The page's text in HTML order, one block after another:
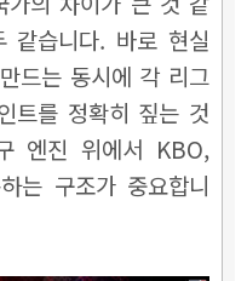
같습니다. 바로 현실
드는 동시에 각 리그
트를 정확히 짚는 것
엔진 위에서 KBO,
는 구조가 중요합니